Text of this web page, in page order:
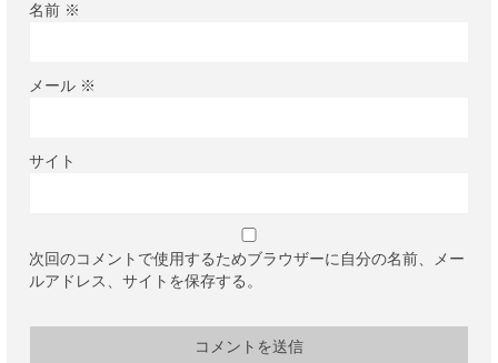
名前 ※
メール ※
サイト
次回のコメントで使用するためブラウザーに自分の名前、メー
ルアドレス、サイトを保存する。